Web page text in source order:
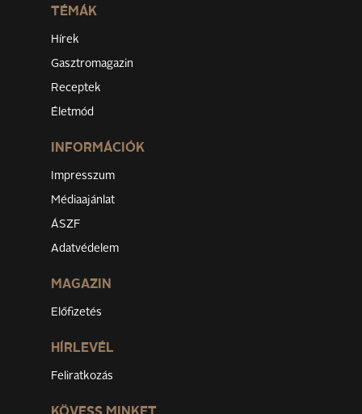
TÉMÁK
Hírek
Gasztromagazin
Receptek
Életmód
INFORMÁCIÓK
Impresszum
Médiaajánlat
ÁSZF
Adatvédelem
MAGAZIN
Előfizetés
HÍRLEVÉL
Feliratkozás